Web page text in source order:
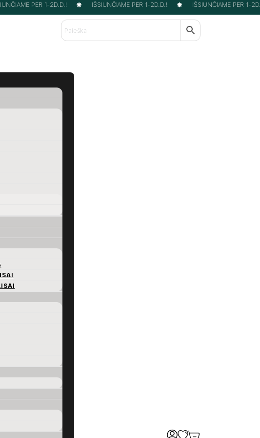
PER 1-2D.D.! IŠSIUNČIAME PER 1-2D.D.! IŠSIUNČIAME PER 1-